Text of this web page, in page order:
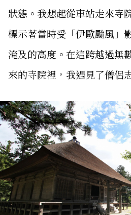
狀態。我想起從車站走來寺
標示著當時受「伊歐颱風」
淹及的高度。在這跨越過無
來的寺院裡，我遇見了僧侶